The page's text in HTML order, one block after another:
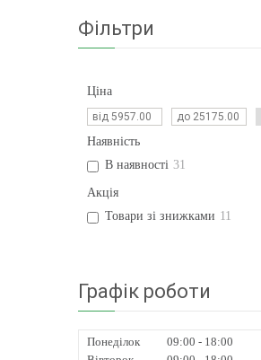
Фільтри
Ціна
Наявність
В наявності 31
Акція
Товари зі знижками 11
Графік роботи
Понеділок 09:00
18:00